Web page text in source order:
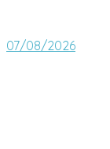
07/08/2026